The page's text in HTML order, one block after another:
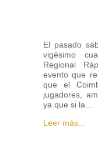
El pasado
vigésimo
Regional
evento que
que el
jugadores,
ya que si la…
Leer más...